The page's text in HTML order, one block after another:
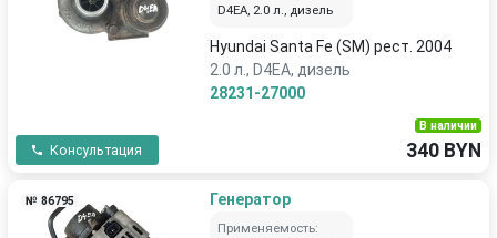
D4EA, 2.0 л., дизель
Hyundai Santa Fe (SM) рест. 2004
2.0 л., D4EA, дизель
28231-27000
Консультация
В наличии
340 BYN
№ 86795 Генератор
Применяемость: